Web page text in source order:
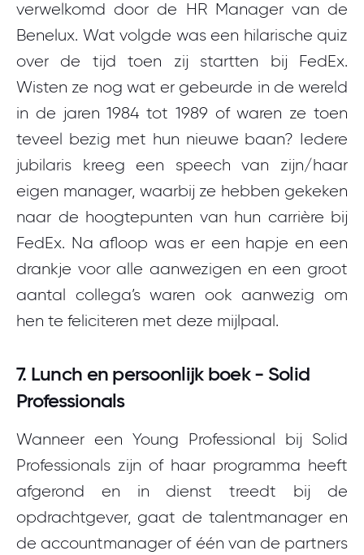
verwelkomd door de HR Manager van de
Benelux. Wat volgde was een hilarische quiz
over de tijd toen zij startten bij FedEx.
Wisten ze nog wat er gebeurde in de wereld
in de jaren 1984 tot 1989 of waren ze toen
teveel bezig met hun nieuwe baan? Iedere
jubilaris kreeg een speech van zijn/haar
eigen manager, waarbij ze hebben gekeken
naar de hoogtepunten van hun carrière bij
FedEx. Na afloop was er een hapje en een
drankje voor alle aanwezigen en een groot
aantal collega’s waren ook aanwezig om
hen te feliciteren met deze mijlpaal.
7. Lunch en persoonlijk boek - Solid
Professionals
Wanneer een Young Professional bij Solid
Professionals zijn of haar programma heeft
afgerond en in dienst treedt bij de
opdrachtgever, gaat de talentmanager en
de accountmanager of één van de partners